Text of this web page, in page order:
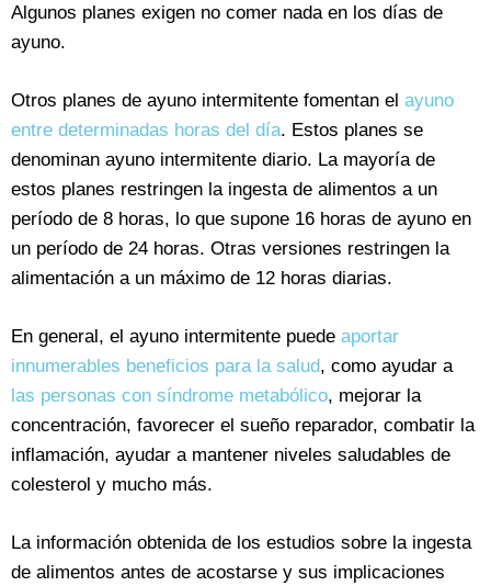
Algunos planes exigen no comer nada en los días de
ayuno.
Otros planes de ayuno intermitente fomentan el ayuno
entre determinadas horas del día. Estos planes se
denominan ayuno intermitente diario. La mayoría de
estos planes restringen la ingesta de alimentos a un
período de 8 horas, lo que supone 16 horas de ayuno en
un período de 24 horas. Otras versiones restringen la
alimentación a un máximo de 12 horas diarias.
En general, el ayuno intermitente puede aportar
innumerables beneficios para la salud, como ayudar a
las personas con síndrome metabólico, mejorar la
concentración, favorecer el sueño reparador, combatir la
inflamación, ayudar a mantener niveles saludables de
colesterol y mucho más.
La información obtenida de los estudios sobre la ingesta
de alimentos antes de acostarse y sus implicaciones